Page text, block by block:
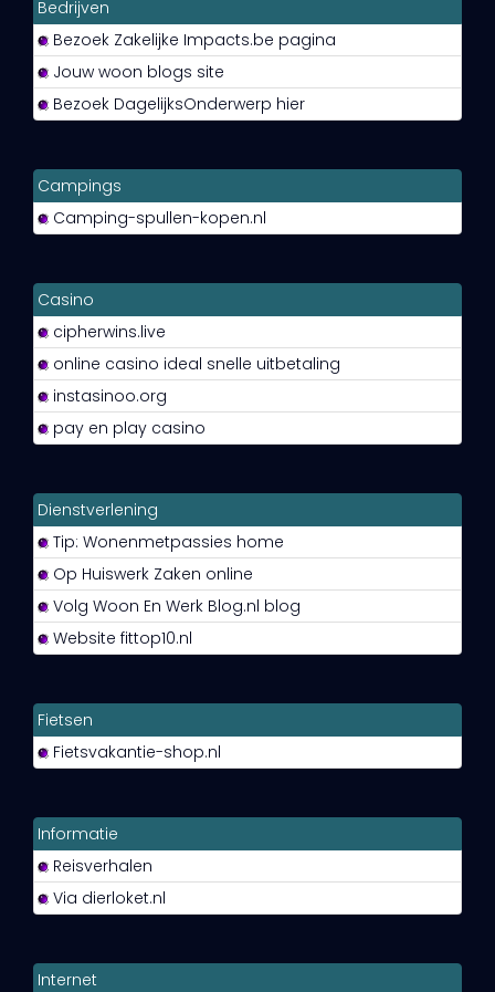
Bedrijven
Bezoek Zakelijke Impacts.be pagina
Jouw woon blogs site
Bezoek DagelijksOnderwerp hier
Campings
Camping-spullen-kopen.nl
Casino
cipherwins.live
online casino ideal snelle uitbetaling
instasinoo.org
pay en play casino
Dienstverlening
Tip: Wonenmetpassies home
Op Huiswerk Zaken online
Volg Woon En Werk Blog.nl blog
Website fittop10.nl
Fietsen
Fietsvakantie-shop.nl
Informatie
Reisverhalen
Via dierloket.nl
Internet